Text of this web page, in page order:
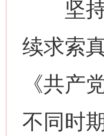
坚持
续求索
《共产
不同时